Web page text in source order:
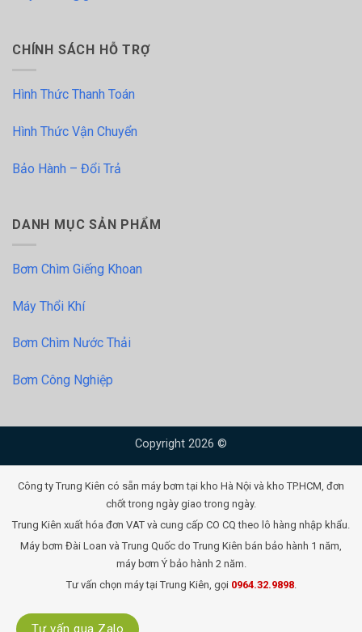
CHÍNH SÁCH HỖ TRỢ
Hình Thức Thanh Toán
Hình Thức Vận Chuyển
Bảo Hành – Đổi Trả
DANH MỤC SẢN PHẨM
Bơm Chìm Giếng Khoan
Máy Thổi Khí
Bơm Chìm Nước Thải
Bơm Công Nghiệp
Copyright 2026 ©
Tư vấn qua Zalo
Công ty Trung Kiên có sẵn máy bơm tại kho Hà Nội và kho TP.HCM, đơn
chốt trong ngày giao trong ngày.
Trung Kiên xuất hóa đơn VAT và cung cấp CO CQ theo lô hàng nhập khẩu.
Máy bơm Đài Loan và Trung Quốc do Trung Kiên bán bảo hành 1 năm,
máy bơm Ý bảo hành 2 năm.
Tư vấn chọn máy tại Trung Kiên, gọi 0964.32.9898.